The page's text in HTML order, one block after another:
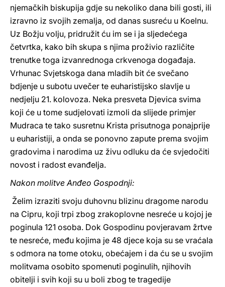
njemačkih biskupija gdje su nekoliko dana bili gosti, ili
izravno iz svojih zemalja, od danas susreću u Koelnu.
Uz Božju volju, pridružit ću im se i ja sljedećega
četvrtka, kako bih skupa s njima proživio različite
trenutke toga izvanrednoga crkvenoga događaja.
Vrhunac Svjetskoga dana mladih bit će svečano
bdjenje u subotu uvečer te euharistijsko slavlje u
nedjelju 21. kolovoza. Neka presveta Djevica svima
koji će u tome sudjelovati izmoli da slijede primjer
Mudraca te tako susretnu Krista prisutnoga ponajprije
u euharistiji, a onda se ponovno zapute prema svojim
gradovima i narodima uz živu odluku da će svjedočiti
novost i radost evanđelja.
Nakon molitve Anđeo Gospodnji:
Želim izraziti svoju duhovnu blizinu dragome narodu
na Cipru, koji trpi zbog zrakoplovne nesreće u kojoj je
poginula 121 osoba. Dok Gospodinu povjeravam žrtve
te nesreće, među kojima je 48 djece koja su se vraćala
s odmora na tome otoku, obećajem i da ću se u svojim
molitvama osobito spomenuti poginulih, njihovih
obitelji i svih koji su u boli zbog te tragedije